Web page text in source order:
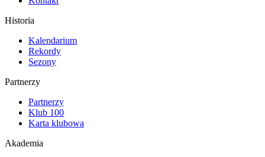
Historia
Kalendarium
Rekordy
Sezony
Partnerzy
Partnerzy
Klub 100
Karta klubowa
Akademia